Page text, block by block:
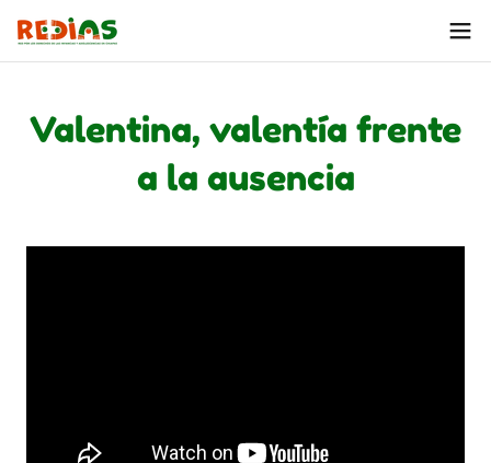
Valentina, valentía frente
a la ausencia